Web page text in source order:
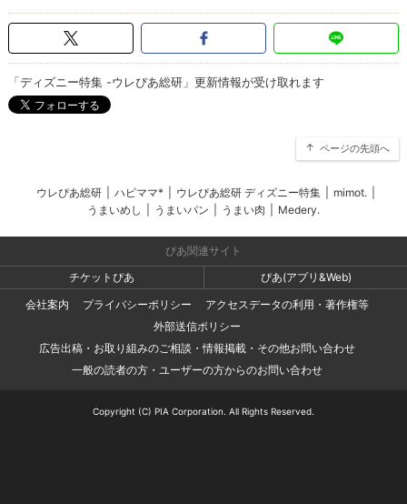
「ディズニー特集 -ウレぴあ総研」更新情報が受け取れます
ページの先頭へ
ウレぴあ総研 ハピママ* ウレぴあ総研 ディズニー特集 mimot.
うまいめし
うまいパン うまい肉 Medery.
ぴあ関連サイト
チケットぴあ
ぴあ(アプリ&Web)
会社案内
プライバシーポリシー
アクセスデータの利用・著作権等
外部送信ポリシー
広告出稿・お取り組みのご相談・情報掲載・その他お問い合わせ
一般の読者の方・ユーザーの方からのお問い合わせ
Copyright (C) PIA Corporation. All Rights Reserved.